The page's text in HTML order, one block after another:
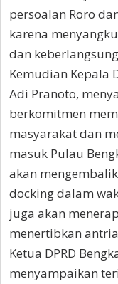
persoalan Roro
karena
dan
Kemudian Kepala
Adi Pranoto,
berkomitmen
masyarakat dan
masuk Pulau
akan
docking dalam
juga akan
menertibkan
Ketua DPRD
menyampaikan